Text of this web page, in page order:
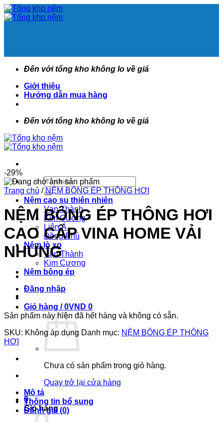
Bỏ
qua
Đến với tổng kho không lo về giá
Giới thiệu
Hướng dẫn mua hàng
Đến với tổng kho không lo về giá
Tìm
kiếm:
Nệm cao su thiên nhiên
Vạn Thành
Kim Cương
Liên Á
Đồng Phú
Nệm lò xo
Vạn Thành
Kim Cương
Nệm bông ép
Đăng nhập
Giỏ hàng /0VND 0
Chưa có sản phẩm trong giỏ hàng.
Quay trở lại cửa hàng
0
Giỏ hàng
-29%
Trang chủ / NỆM BÔNG ÉP THÔNG HƠI
NỆM BÔNG ÉP THÔNG HƠI
CAO CẤP VINA HOME VẢI
NHUNG
Sản phẩm này hiện đã hết hàng và không có sẵn.
SKU: Không áp dụng Danh mục: NỆM BÔNG ÉP THÔNG
HƠI
Mô tả
Thông tin bổ sung
Đánh giá (0)